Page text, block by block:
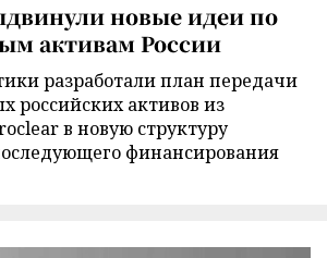
новые идеи по
активам России
разработали план передачи
российских активов из
в новую структуру
финансирования